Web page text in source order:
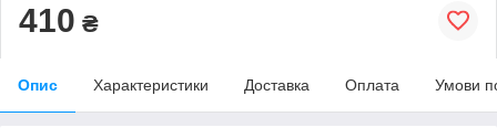
410 ₴
Опис Характеристики Доставка Оплата Умови